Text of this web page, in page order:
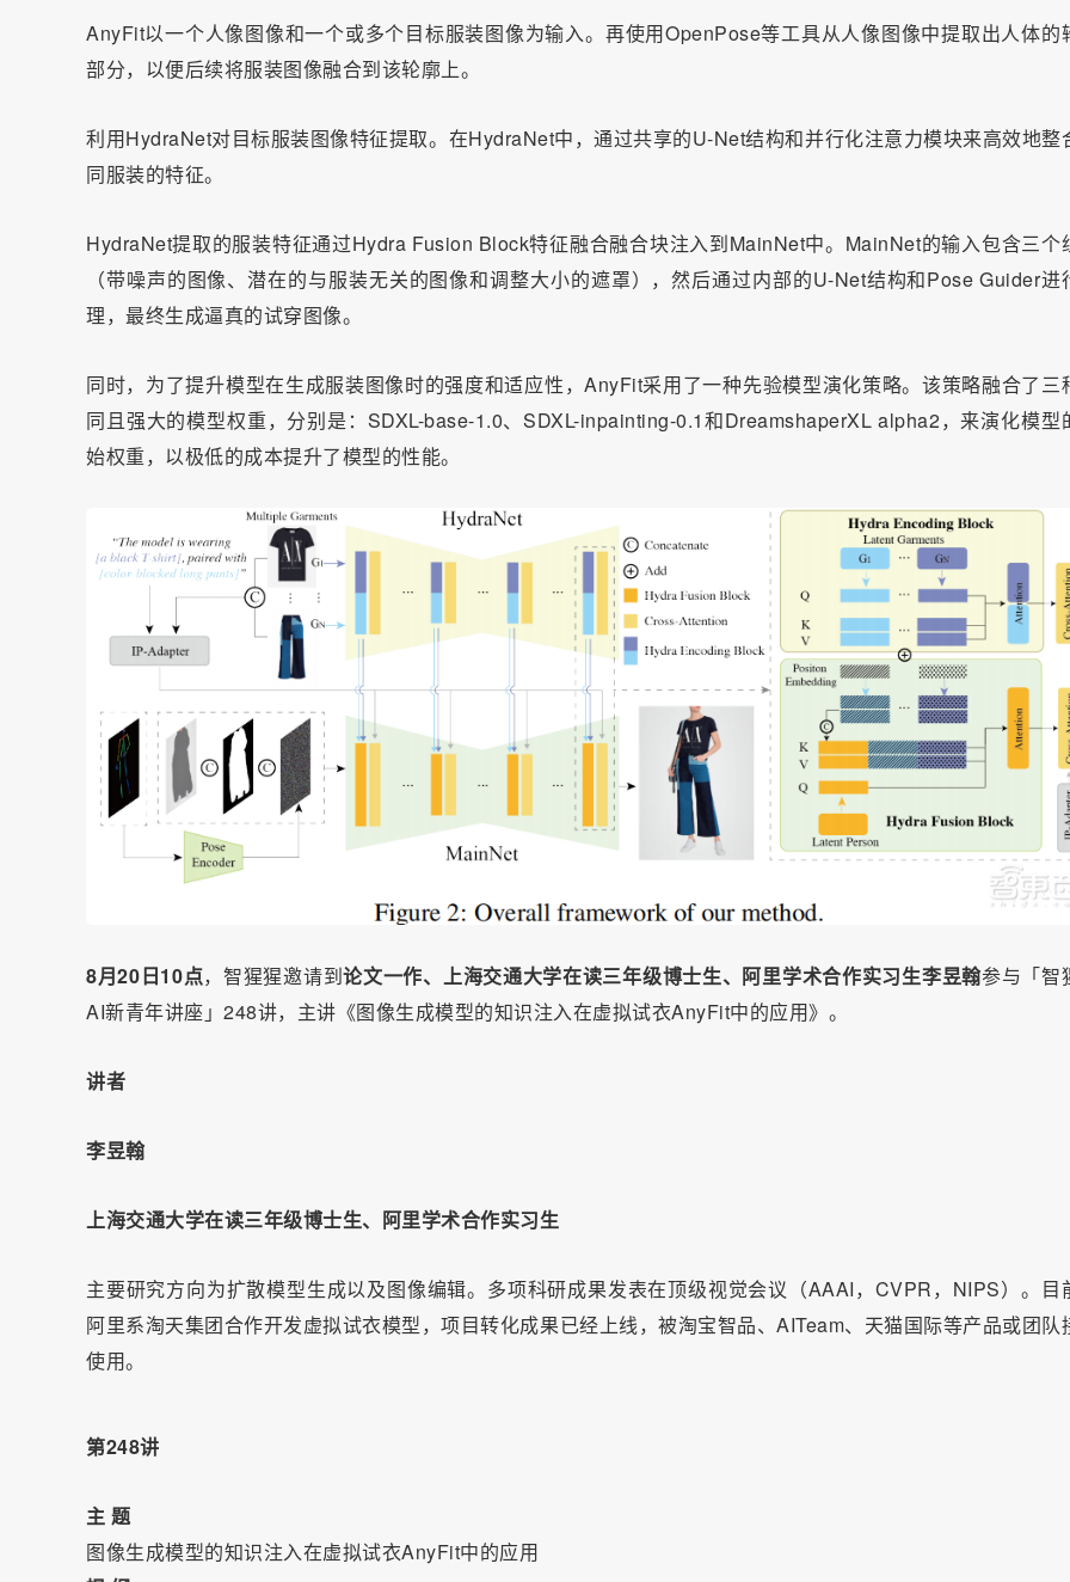
AnyFit以一个人像图像和一个或多个目标服装图像为输入。再使用OpenPose等工具从人像图像中提取出人体的
部分，以便后续将服装图像融合到该轮廓上。
利用HydraNet对目标服装图像特征提取。在HydraNet中，通过共享的U-Net结构和并行化注意力模块来高效地整
同服装的特征。
HydraNet提取的服装特征通过Hydra Fusion Block特征融合融合块注入到MainNet中。MainNet的输入包含三个
（带噪声的图像、潜在的与服装无关的图像和调整大小的遮罩），然后通过内部的U-Net结构和Pose Guider进
理，最终生成逼真的试穿图像。
同时，为了提升模型在生成服装图像时的强度和适应性，AnyFit采用了一种先验模型演化策略。该策略融合了三
同且强大的模型权重，分别是：SDXL-base-1.0、SDXL-inpainting-0.1和DreamshaperXL alpha2，来演化模型
始权重，以极低的成本提升了模型的性能。
8月20日10点，智猩猩邀请到论文一作、 上海交通大学在读三年级博士生、阿里学术合作实习生李昱翰参与「智
AI新青年讲座」248讲，主讲《图像生成模型的知识注入在虚拟试衣AnyFit中的应用》。
讲者
李昱翰
上海交通大学在读三年级博士生、 阿里学术合作实习生
主要研究方向为扩散模型生成以及图像编辑。多项科研成果发表在顶级视觉会议（AAAI，CVPR，NIPS）。目
阿里系淘天集团合作开发虚拟试衣模型，项目转化成果已经上线，被淘宝智品、AITeam、天猫国际等产品或团队
使用。
第248讲
主 题
图像生成模型的知识注入在虚拟试衣AnyFit中的应用